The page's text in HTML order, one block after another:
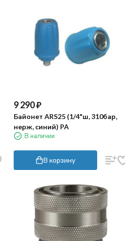
9 290₽
Байонет ARS25 (1/4"ш, 310бар,
нерж, синий) PA
В наличии
В корзину